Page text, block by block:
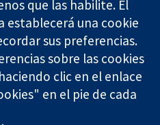
Sobre
nosotros
Empleo
Cochrane
Library
(no. 1045921) and a
que las habilite. El
establecerá una cookie
sus preferencias.
sobre las cookies
clic en el enlace
en el pie de cada